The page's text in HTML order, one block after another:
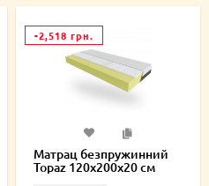
-2,518 грн.
Матрац безпружинний
Topaz 120х200х20 см